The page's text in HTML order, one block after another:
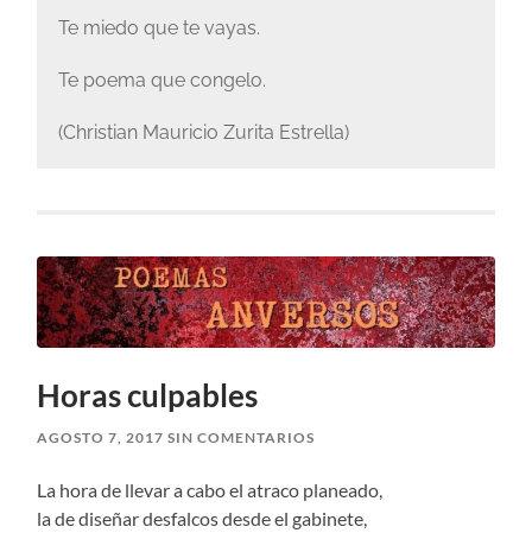
Te miedo que te vayas.
Te poema que congelo.
(Christian Mauricio Zurita Estrella)
Horas culpables
AGOSTO 7, 2017 SIN COMENTARIOS
La hora de llevar a cabo el atraco planeado,
la de diseñar desfalcos desde el gabinete,